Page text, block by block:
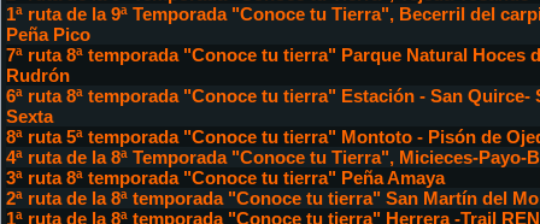
1ª ruta de la 9ª Temporada "Conoce tu Tierra", Becerril del
Peña Pico
7ª ruta 8ª temporada "Conoce tu tierra" Parque Natural Hoces
Rudrón
6ª ruta 8ª temporada "Conoce tu tierra" Estación - San Quirce-
Sexta
8ª ruta 5ª temporada "Conoce tu tierra" Montoto - Pisón de
4ª ruta de la 8ª Temporada "Conoce tu Tierra", Micieces-Payo-
3ª ruta 8ª temporada "Conoce tu tierra" Peña Amaya
2ª ruta de la 8ª temporada "Conoce tu tierra" San Martín del
1ª ruta de la 8ª temporada "Conoce tu tierra" Herrera -Trail